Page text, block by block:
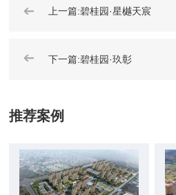
➔ 上一篇:碧桂园·星樾天宸
➔ 下一篇:碧桂园·玖彰
推荐案例